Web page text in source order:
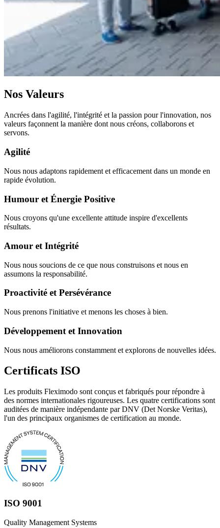
Nos Valeurs
Ancrées dans l'agilité, l'intégrité et la passion pour l'innovation, nos
valeurs façonnent la manière dont nous créons, collaborons et
servons.
Agilité
Nous nous adaptons rapidement et efficacement dans un monde en
rapide évolution.
Humour et Énergie Positive
Nous croyons qu'une excellente attitude inspire d'excellents
résultats.
Amour et Intégrité
Nous nous soucions de ce que nous construisons et nous en
assumons la responsabilité.
Proactivité et Persévérance
Nous prenons l'initiative et menons les choses à bien.
Développement et Innovation
Nous nous améliorons constamment et explorons de nouvelles idées.
Certificats ISO
Les produits Fleximodo sont conçus et fabriqués pour répondre à
des normes internationales rigoureuses. Les quatre certifications sont
auditées de manière indépendante par DNV (Det Norske Veritas),
l'un des principaux organismes de certification au monde.
ISO 9001
Quality Management Systems